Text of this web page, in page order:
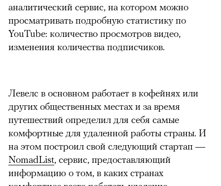
аналитический сервис, на котором можно
просматривать подробную статистику по
YouTube: количество просмотров видео,
изменения количества подписчиков.
Левелс в основном работает в кофейнях или
других общественных местах и за время
путешествий определил для себя самые
комфортные для удаленной работы страны. И
на этом построил свой следующий стартап —
NomadList, сервис, предоставляющий
информацию о том, в каких странах